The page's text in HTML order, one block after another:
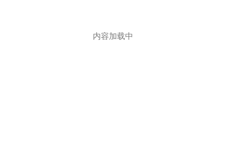
内容加载中